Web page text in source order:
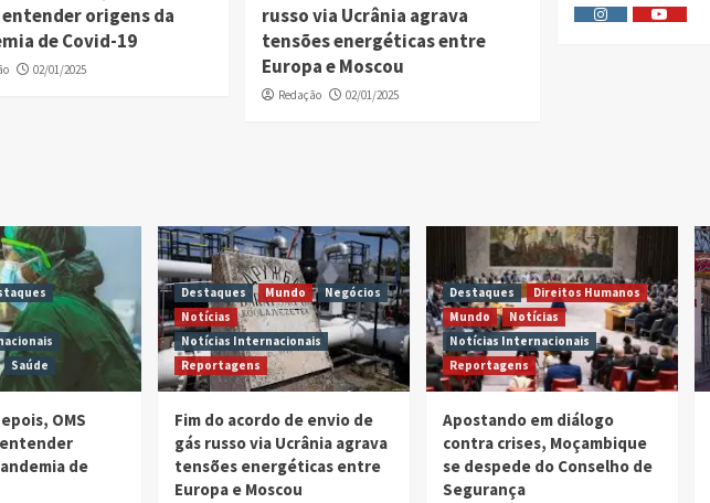
entender origens da
de Covid-19
02/01/2025
russo via Ucrânia agrava
tensões energéticas entre
Europa e Moscou
Redação 02/01/2025
InstagramYoutube
Saúde
OMS
entender
de
Destaques Mundo
Negócios
Notícias
Notícias Internacionais
Reportagens
Fim do acordo de envio de
gás russo via Ucrânia agrava
tensões energéticas entre
Europa e Moscou
Destaques
Direitos Humanos
Mundo
Notícias
Notícias Internacionais
Reportagens
Apostando em diálogo
contra crises, Moçambique
se despede do Conselho de
Segurança